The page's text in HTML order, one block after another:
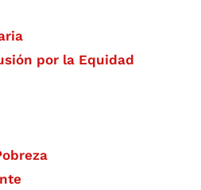
por la Equidad